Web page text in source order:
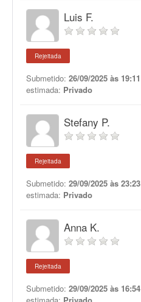
Luis F.
Rejeitada
Submetido: 26/09/2025 às 19:11
estimada: Privado
Stefany P.
Rejeitada
Submetido: 29/09/2025 às 23:23
estimada: Privado
Anna K.
Rejeitada
Submetido: 29/09/2025 às 16:54